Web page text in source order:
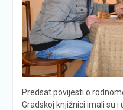
Predsat povijesti o
Gradskoj knjižnici imali su i